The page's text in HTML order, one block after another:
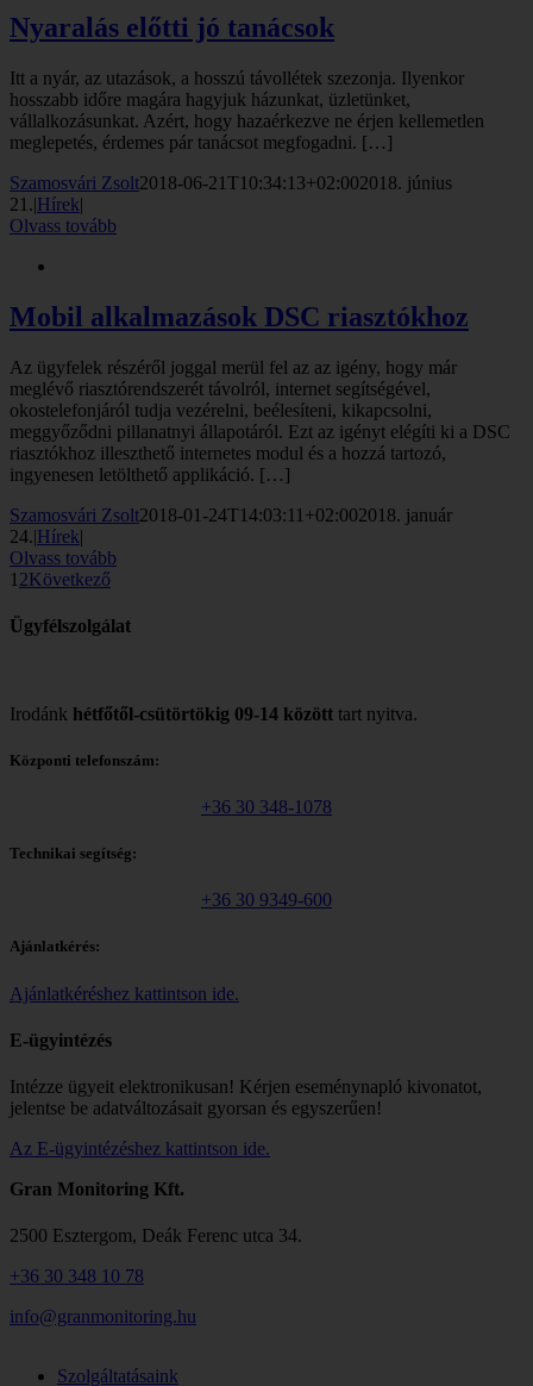
Nyaralás előtti jó tanácsok
Itt a nyár, az utazások, a hosszú távollétek szezonja. Ilyenkor
hosszabb időre magára hagyjuk házunkat, üzletünket,
vállalkozásunkat. Azért, hogy hazaérkezve ne érjen kellemetlen
meglepetés, érdemes pár tanácsot megfogadni. […]
Szamosvári Zsolt2018-06-21T10:34:13+02:002018. június
21.|Hírek|
Olvass tovább
Mobil alkalmazások DSC riasztókhoz
Az ügyfelek részéről joggal merül fel az az igény, hogy már
meglévő riasztórendszerét távolról, internet segítségével,
okostelefonjáról tudja vezérelni, beélesíteni, kikapcsolni,
meggyőződni pillanatnyi állapotáról. Ezt az igényt elégíti ki a DSC
riasztókhoz illeszthető internetes modul és a hozzá tartozó,
ingyenesen letölthető applikáció. […]
Szamosvári Zsolt2018-01-24T14:03:11+02:002018. január
24.|Hírek|
Olvass tovább
1 2Következő
Ügyfélszolgálat
Irodánk hétfőtől-csütörtökig 09-14 között tart nyitva.
Központi telefonszám:
+36 30 348-1078
Technikai segítség:
+36 30 9349-600
Ajánlatkérés:
Ajánlatkéréshez kattintson ide.
E-ügyintézés
Intézze ügyeit elektronikusan! Kérjen eseménynapló kivonatot,
jelentse be adatváltozásait gyorsan és egyszerűen!
Az E-ügyintézéshez kattintson ide.
Gran Monitoring Kft.
2500 Esztergom, Deák Ferenc utca 34.
+36 30 348 10 78
info@granmonitoring.hu
Szolgáltatásaink